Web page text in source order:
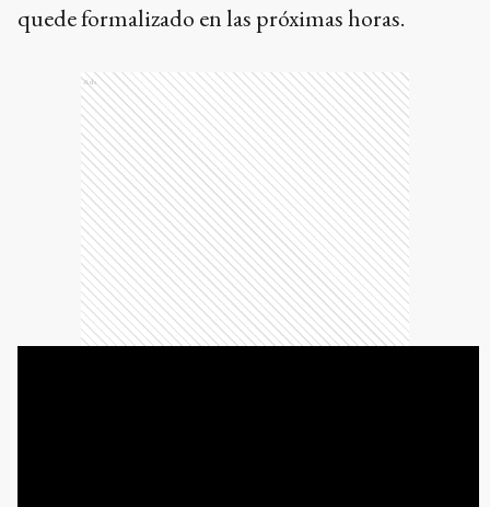
quede formalizado en las próximas horas.
Ads